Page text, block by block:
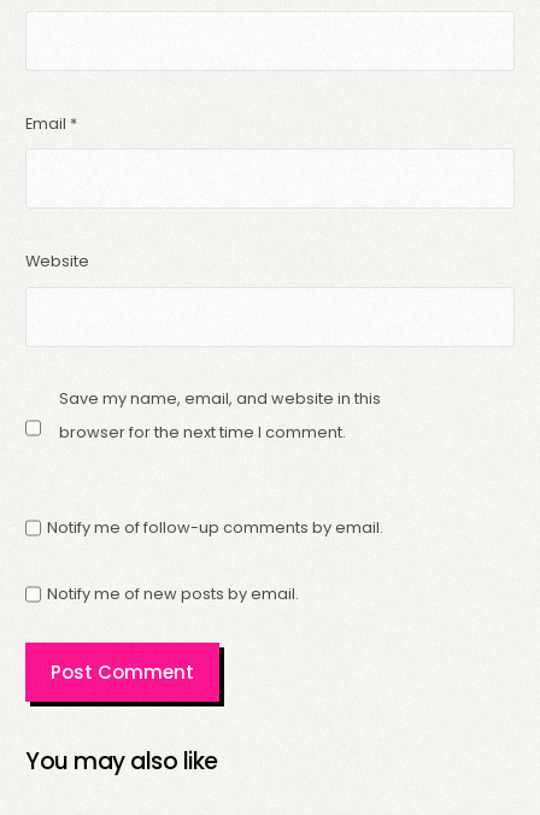
Email *
Website
Save my name, email, and website in this
browser for the next time I comment.
Notify me of follow-up comments by email.
Notify me of new posts by email.
You may also like